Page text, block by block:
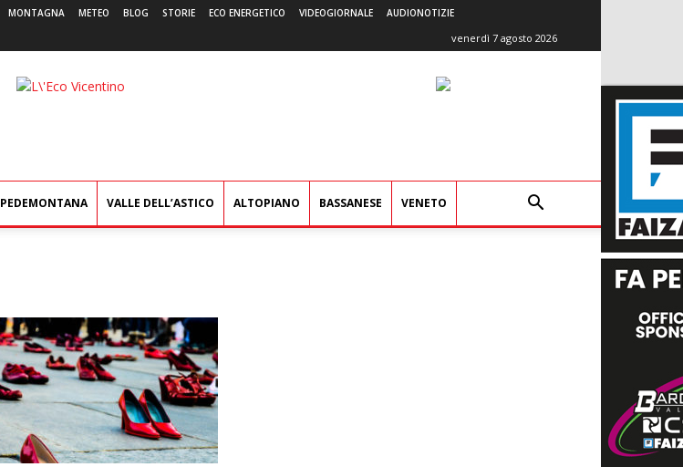
MONTAGNA METEO BLOG STORIE ECO ENERGETICO VIDEOGIORNALE AUDIONOTIZIE
venerdì 7 agosto 2026
L'Eco
PEDEMONTANA VALLE DELL’ASTICO ALTOPIANO BASSANESE VENETO